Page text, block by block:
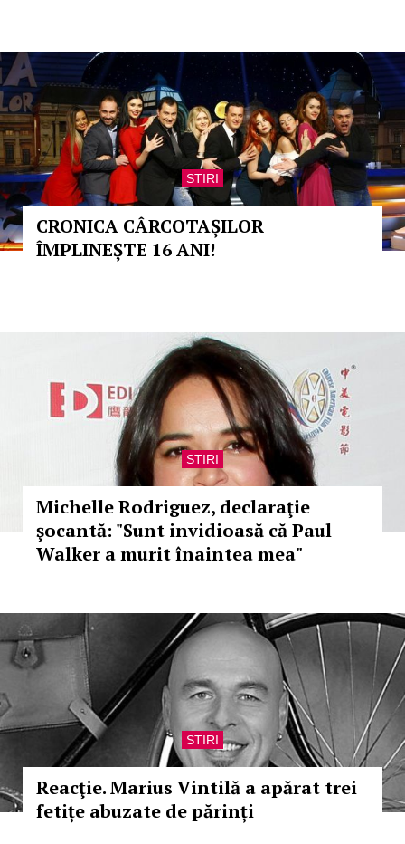
STIRI
CRONICA CÂRCOTAȘILOR
ÎMPLINEȘTE 16 ANI!
STIRI
Michelle Rodriguez, declaraţie
şocantă: "Sunt invidioasă că Paul
Walker a murit înaintea mea"
STIRI
Reacţie. Marius Vintilă a apărat trei
fetițe abuzate de părinți